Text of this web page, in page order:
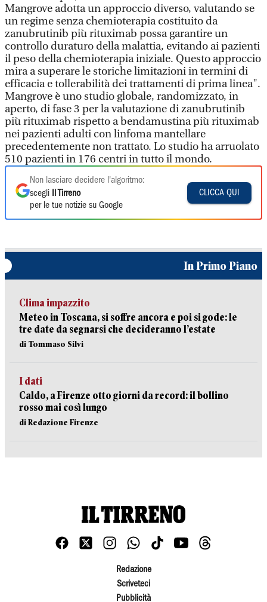
Mangrove adotta un approccio diverso, valutando se
un regime senza chemioterapia costituito da
zanubrutinib più rituximab possa garantire un
controllo duraturo della malattia, evitando ai pazienti
il peso della chemioterapia iniziale. Questo approccio
mira a superare le storiche limitazioni in termini di
efficacia e tollerabilità dei trattamenti di prima linea".
Mangrove è uno studio globale, randomizzato, in
aperto, di fase 3 per la valutazione di zanubrutinib
più rituximab rispetto a bendamustina più rituximab
nei pazienti adulti con linfoma mantellare
precedentemente non trattato. Lo studio ha arruolato
510 pazienti in 176 centri in tutto il mondo.
Non lasciare decidere l'algoritmo:
scegli
Il Tirreno
per le tue notizie su Google
CLICCA QUI
In Primo Piano
Clima impazzito
Meteo in Toscana, si soffre ancora e poi si gode: le
tre date da segnarsi che decideranno l’estate
di Tommaso Silvi
I dati
Caldo, a Firenze otto giorni da record: il bollino
rosso mai così lungo
di Redazione Firenze
Redazione
Scriveteci
Pubblicità